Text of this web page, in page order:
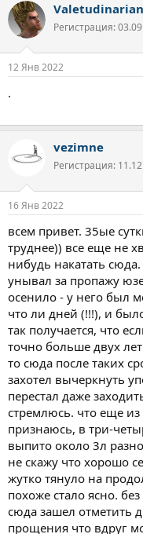
к
ц
и
Valetudinarian
Регистрация:
12 Янв 2022
.
vezimne
Регистрация:
16 Янв 2022
всем привет. 35ые
труднее)) все еще не
нибудь накатать
унывал за пропажу
осенило - у него был
что ли дней (!!!), и
так получается, что
точно больше двух
то сюда после таких
захотел вычеркнуть
перестал даже
стремлюсь. что еще
признаюсь, в три-
выпито около 3л
не скажу что хорошо
жутко тянуло на
похоже стало ясно.
сюда зашел отметить
прощения что вдруг